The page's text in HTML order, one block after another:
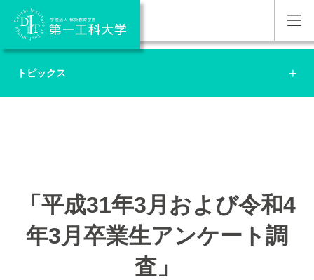
トピックス
「平成31年3月および令和4
年3月卒業生アンケート調
査」